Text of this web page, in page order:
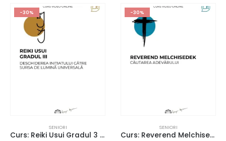
-30%
SENIORI
Curs: Reiki Usui Gradul 3 – Bucuresti – acces online (Seniori)
-30%
SENIORI
Curs: Reverend Melchisedek – Iasi – acces online (seniori)